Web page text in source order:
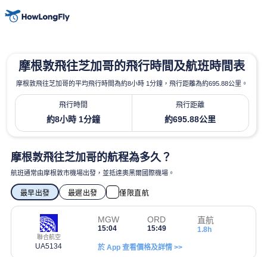
摩根敦飛往芝加哥的飛行時間及航班時間表
摩根敦飛往芝加哥的平均飛行時間為約8小時 1分鐘，飛行距離為約695.88公里。
飛行時間
約8小時 1分鐘
飛行距離
約695.88公里
摩根敦飛往芝加哥的航程為多久？
航班通常由摩根敦市機場出發，並抵達奧黑爾國際機場。
最早出發 最遲出發 僅限直航
聯合航空
UA5134
MGW
15:04
ORD
15:49
直航
1.8h
於 App 查看價格及詳情 >>